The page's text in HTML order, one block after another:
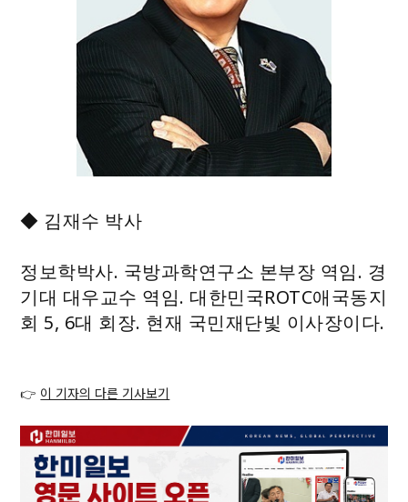
◆ 김재수 박사
정보학박사. 국방과학연구소 본부장 역임. 경
기대 대우교수 역임. 대한민국ROTC애국동지
회 5, 6대 회장. 현재 국민재단빛 이사장이다.
👉 이 기자의 다른 기사보기